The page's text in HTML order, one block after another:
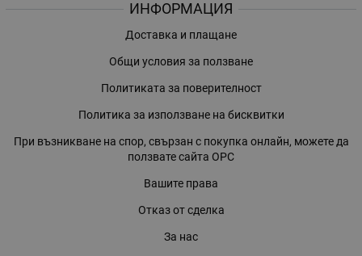
ИНФОРМАЦИЯ
Доставка и плащане
Общи условия за ползване
Политиката за поверителност
Политика за използване на бисквитки
При възникване на спор, свързан с покупка онлайн, можете да
ползвате сайта ОРС
Вашите права
Отказ от сделка
За нас